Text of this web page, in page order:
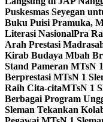
Puskesmas Seyegan
Buku Puisi Pramuka,
Literasi NasionalPra
Arah Prestasi
Kirab Budaya Mbah
Stand Pameran MTsN
Berprestasi MTsN 1
Raih Cita-citaMTsN 1
Berbagai Program
Sleman Tekankan